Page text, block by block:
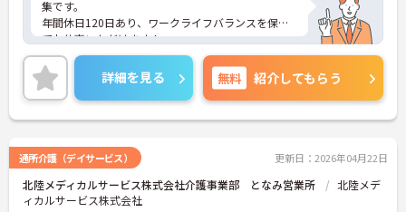
集です。
年間休日120日あり、ワークライフバランスを保っ
てお仕事いただけます！
また、各種手当が充実しているのも嬉しいポイント
です！
ご興味のある方はご面接のポイントお伝えしますの
でご気軽にお問い合わせください。
詳細を見る 無料 紹介してもらう
通所介護（デイサービス） 更新日：2026年04月22日
北陸メディカルサービス株式会社介護事業部 となみ営業所
北陸メデ
ィカルサービス株式会社